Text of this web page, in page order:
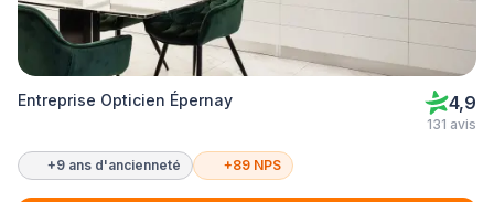
Entreprise Opticien Épernay 4,9
131 avis
+9 ans d'ancienneté +89 NPS